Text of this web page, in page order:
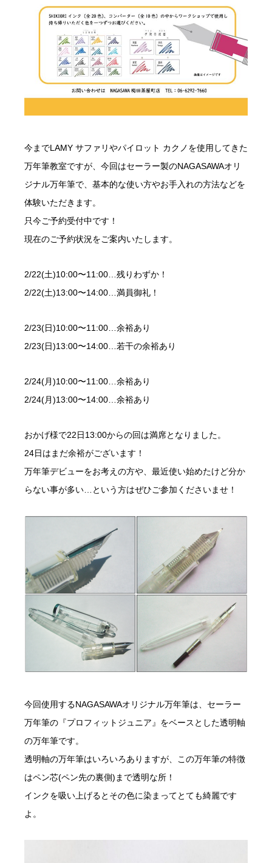
今までLAMY サファリやパイロット カクノを使用してきた
万年筆教室ですが、今回はセーラー製のNAGASAWAオリ
ジナル万年筆で、基本的な使い方やお手入れの方法などを
体験いただきます。
只今ご予約受付中です！
現在のご予約状況をご案内いたします。
2/22(土)10:00〜11:00…残りわずか！
2/22(土)13:00〜14:00…満員御礼！
2/23(日)10:00〜11:00…余裕あり
2/23(日)13:00〜14:00…若干の余裕あり
2/24(月)10:00〜11:00…余裕あり
2/24(月)13:00〜14:00…余裕あり
おかげ様で22日13:00からの回は満席となりました。
24日はまだ余裕がございます！
万年筆デビューをお考えの方や、最近使い始めたけど分か
らない事が多い…という方はぜひご参加くださいませ！
今回使用するNAGASAWAオリジナル万年筆は、セーラー
万年筆の『プロフィットジュニア』をベースとした透明軸
の万年筆です。
透明軸の万年筆はいろいろありますが、この万年筆の特徴
はペン芯(ペン先の裏側)まで透明な所！
インクを吸い上げるとその色に染まってとても綺麗です
よ。